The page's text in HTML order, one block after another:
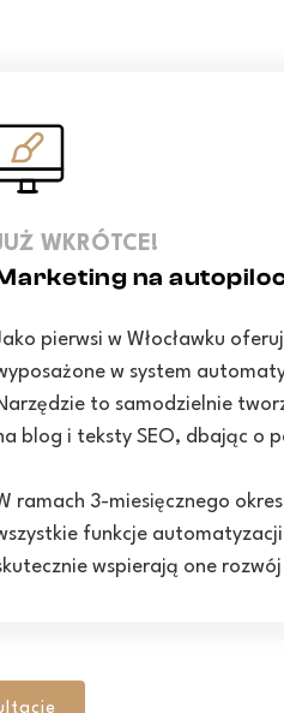
WKRÓTCE!
na
pierwsi w Włocławku
w system
to samodzielnie
blog i teksty SEO, dbając o
ramach 3-miesięcznego
funkcje
wspierają one